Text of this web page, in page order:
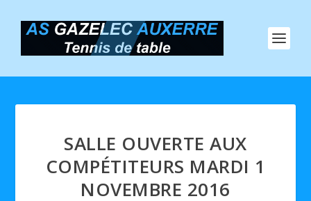
SALLE OUVERTE AUX
COMPÉTITEURS MARDI 1
NOVEMBRE 2016